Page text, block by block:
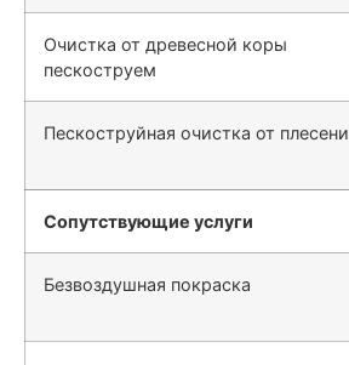
Очистка от древесной коры
пескоструем
Пескоструйная очистка от плесени
Сопутствующие услуги
Безвоздушная покраска